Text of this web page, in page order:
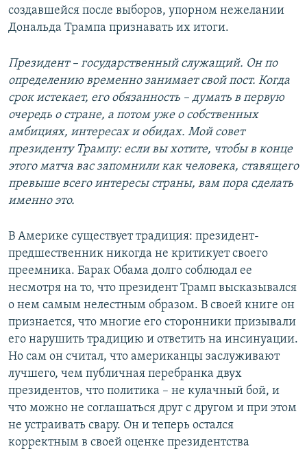
создавшейся после выборов, упорном нежелании
Дональда Трампа признавать их итоги.
Президент – государственный служащий. Он по
определению временно занимает свой пост. Когда
срок истекает, его обязанность – думать в первую
очередь о стране, а потом уже о собственных
амбициях, интересах и обидах. Мой совет
президенту Трампу: если вы хотите, чтобы в конце
этого матча вас запомнили как человека, ставящего
превыше всего интересы страны, вам пора сделать
именно это.
В Америке существует традиция: президент-
предшественник никогда не критикует своего
преемника. Барак Обама долго соблюдал ее
несмотря на то, что президент Трамп высказывался
о нем самым нелестным образом. В своей книге он
признается, что многие его сторонники призывали
его нарушить традицию и ответить на инсинуации.
Но сам он считал, что американцы заслуживают
лучшего, чем публичная перебранка двух
президентов, что политика – не кулачный бой, и
что можно не соглашаться друг с другом и при этом
не устраивать свару. Он и теперь остался
корректным в своей оценке президентства